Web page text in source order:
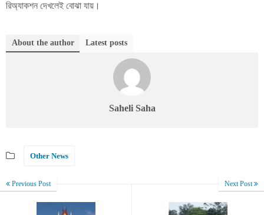
রিঅ্যাকশন দেখলেই বোঝা যায়।
About the author Latest posts
Saheli Saha
Other News
Previous Post Next Post